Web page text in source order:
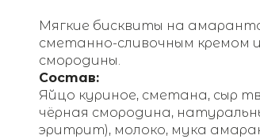
Мягкие бисквиты на
сметанно-сливочным кремом
смородины.
Состав:
Яйцо куриное, сметана, сыр
чёрная смородина,
эритрит), молоко, мука